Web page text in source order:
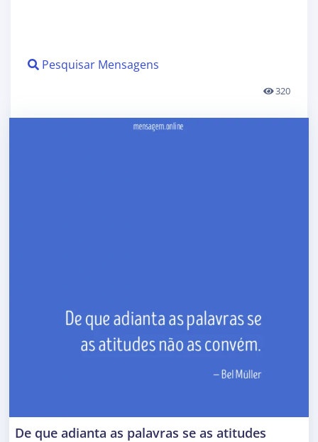
Pesquisar Mensagens
320
De que adianta as palavras se as atitudes